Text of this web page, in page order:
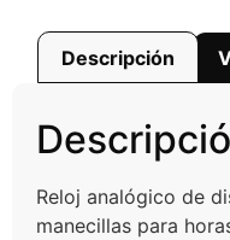
Descripción
Reloj analógico de
manecillas para